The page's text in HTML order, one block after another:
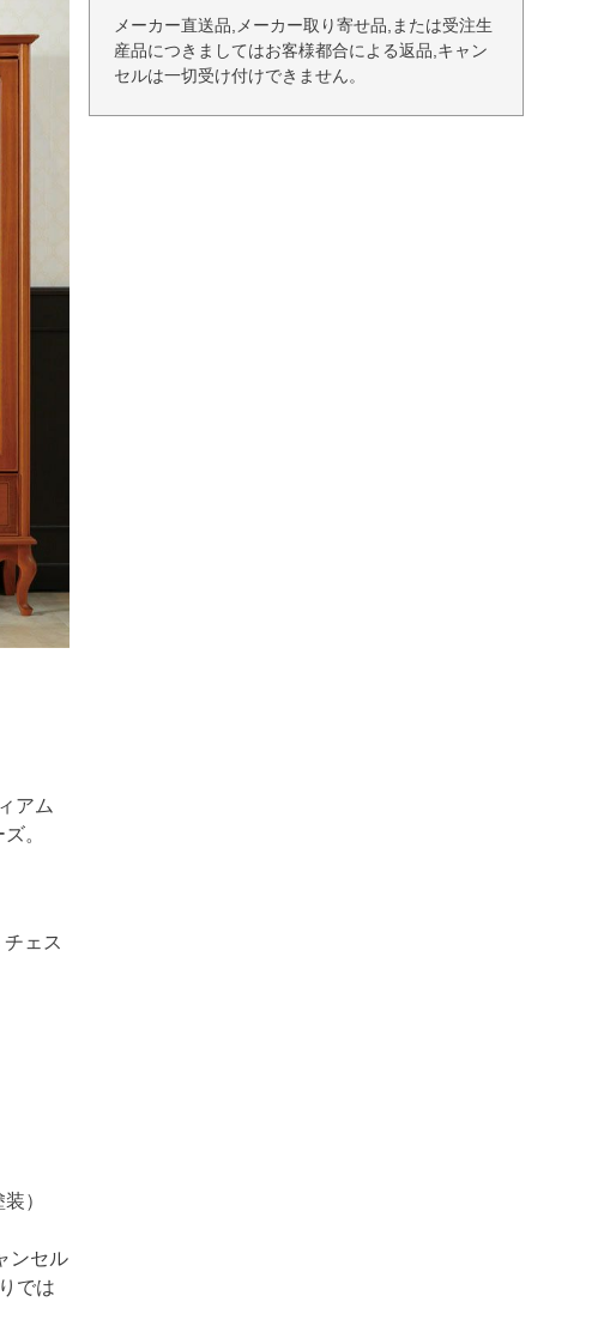
アム
。
ェス
）
ンセル
では
メーカー直送品,メーカー取り寄せ品,または受注生
産品につきましてはお客様都合による返品,キャン
セルは一切受け付けできません。